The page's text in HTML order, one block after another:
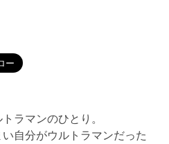
ラマンのひとり。
自分がウルトラマンだった